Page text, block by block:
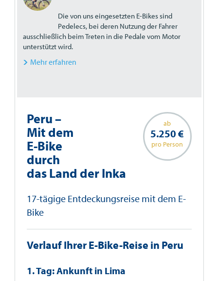
Die von uns eingesetzten E-Bikes sind
Pedelecs, bei deren Nutzung der Fahrer
ausschließlich beim Treten in die Pedale vom Motor
unterstützt wird.
Mehr erfahren
ab
5.250 €
pro Person
Peru –
Mit dem
E-Bike
durch
das Land der Inka
17-tägige Entdeckungsreise mit dem E-
Bike
Verlauf Ihrer E-Bike-Reise in Peru
1. Tag: Ankunft in Lima